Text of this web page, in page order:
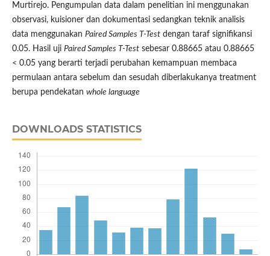
Murtirejo. Pengumpulan data dalam penelitian ini menggunakan
observasi, kuisioner dan dokumentasi sedangkan teknik analisis
data menggunakan Paired Samples T-Testdengan taraf signifikansi
0.05. Hasil uji Paired Samples T-Testsebesar 0.88665 atau 0.88665
< 0.05 yang berarti terjadi perubahan kemampuan membaca
permulaan antara sebelum dan sesudah diberlakukanya treatment
berupa pendekatan whole language
DOWNLOADS STATISTICS